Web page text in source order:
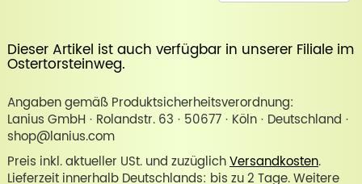
Dieser Artikel ist auch verfügbar in unserer Filiale im
Ostertorsteinweg.
Angaben gemäß Produktsicherheitsverordnung:
Lanius GmbH · Rolandstr. 63 · 50677 · Köln · Deutschland ·
shop@lanius.com
Preis inkl. aktueller USt. und zuzüglichVersandkosten.
Lieferzeit innerhalb Deutschlands: bis zu 2 Tage. Weitere